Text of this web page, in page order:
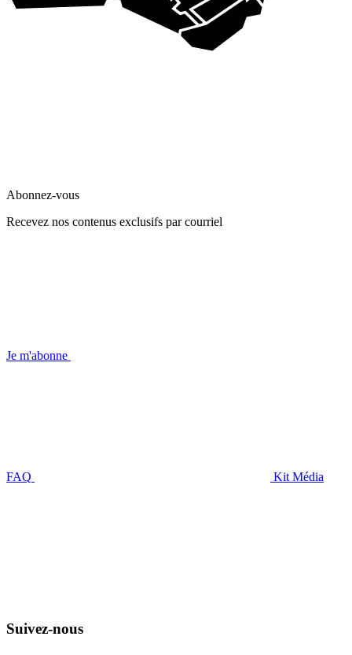
Abonnez-vous
Recevez nos contenus exclusifs par courriel
Je m'abonne
FAQ Kit Média
Suivez-nous